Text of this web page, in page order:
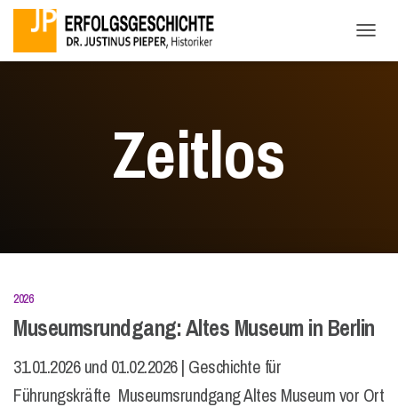
Zeitlos
2026
Museumsrundgang: Altes Museum in Berlin
31.01.2026 und 01.02.2026 | Geschichte für
Führungskräfte Museumsrundgang Altes Museum vor Ort